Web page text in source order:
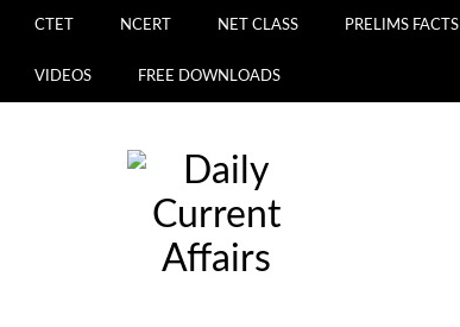
CTET NCERT NET CLASS PRELIMS FACTS
VIDEOS FREE DOWNLOADS